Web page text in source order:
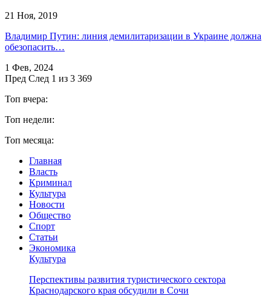
21 Ноя, 2019
Владимир Путин: линия демилитаризации в Украине должна
обезопасить…
1 Фев, 2024
Пред След 1 из 3 369
Топ вчера:
Топ недели:
Топ месяца:
Главная
Власть
Криминал
Культура
Новости
Общество
Спорт
Статьи
Экономика
Культура
Перспективы развития туристического сектора
Краснодарского края обсудили в Сочи